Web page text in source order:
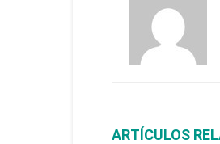
ARTÍCULOS